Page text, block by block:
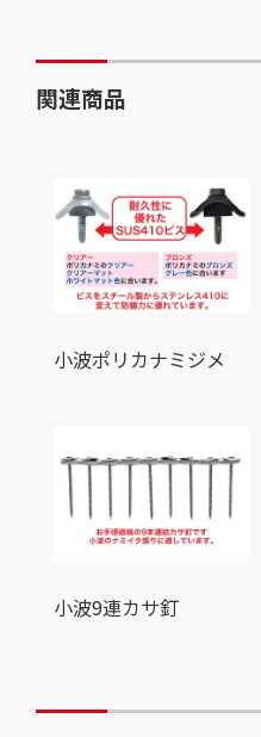
関連商品
小波ポリカナミジメ
小波9連カサ釘